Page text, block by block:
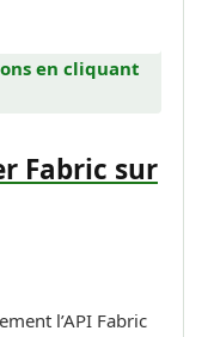
en cliquant
Fabric sur
l’API Fabric